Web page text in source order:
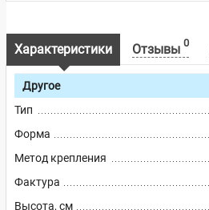
Характеристики Отзывы 0
Другое
Тип
Форма
Метод крепления
Фактура
Высота, см